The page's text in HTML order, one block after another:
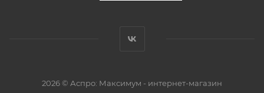
2026 © Аспро: Максимум - интернет-магазин